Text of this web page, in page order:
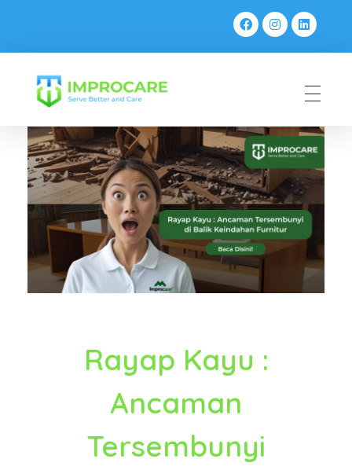
Rayap Kayu :
Ancaman
Tersembunyi